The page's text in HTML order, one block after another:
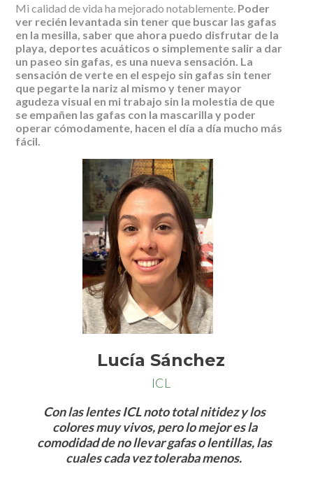
Mi calidad de vida ha mejorado notablemente. Poder
ver recién levantada sin tener que buscar las gafas
en la mesilla, saber que ahora puedo disfrutar de la
playa, deportes acuáticos o simplemente salir a dar
un paseo sin gafas, es una nueva sensación. La
sensación de verte en el espejo sin gafas sin tener
que pegarte la nariz al mismo y tener mayor
agudeza visual en mi trabajo sin la molestia de que
se empañen las gafas con la mascarilla y poder
operar cómodamente, hacen el día a día mucho más
fácil.
Lucía Sánchez
ICL
Con las lentes ICL noto total nitidez y los
colores muy vivos, pero lo mejor es la
comodidad de no llevar gafas o lentillas, las
cuales cada vez toleraba menos.